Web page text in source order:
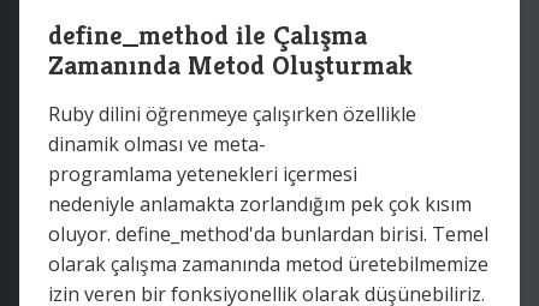
define_method ile Çalışma
Zamanında Metod Oluşturmak
Ruby dilini öğrenmeye çalışırken özellikle
dinamik olması ve meta-
programlama yetenekleri içermesi
nedeniyle anlamakta zorlandığım pek çok kısım
oluyor. define_method'da bunlardan birisi. Temel
olarak çalışma zamanında metod üretebilmemize
izin veren bir fonksiyonellik olarak düşünebiliriz.